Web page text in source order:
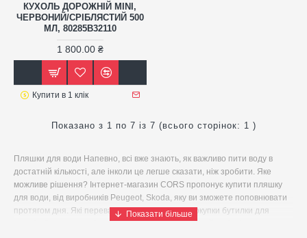
КУХОЛЬ ДОРОЖНІЙ MINI,
ЧЕРВОНИЙ/СРІБЛЯСТИЙ 500
МЛ, 80285B32110
1 800.00 ₴
Купити в 1 клік
Показано з 1 по 7 із 7 (всього сторінок: 1 )
Пляшки для води Напевно, всі вже знають, як важливо пити воду в
достатній кількості, але інколи це легше сказати, ніж зробити. Яке
можливе рішення? Інтернет-магазин CORS пропонує купити пляшку
для води, від виробників Peugeot, Skoda, яку ви зможете поповнювати
протягом дня. Які переваги ви отримаєте від покупки бутилки для
води? · Ви зможете брати її з собою, що збільшує ймовірність того, що